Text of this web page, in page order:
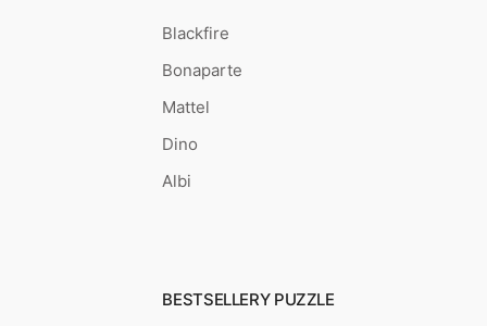
Blackfire
Bonaparte
Mattel
Dino
Albi
BESTSELLERY PUZZLE